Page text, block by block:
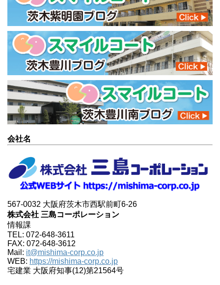
会社名
567-0032 大阪府茨木市西駅前町6-26
株式会社 三島コーポレーション
情報課
TEL: 072-648-3611
FAX: 072-648-3612
Mail: it@mishima-corp.co.jp
WEB: https://mishima-corp.co.jp
宅建業 大阪府知事(12)第21564号